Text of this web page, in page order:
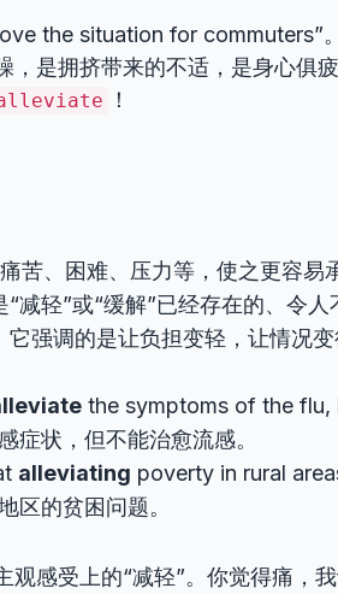
the situation for commuters”
，是拥挤带来的不适，是身心俱
！
苦、困难、压力等，使之更容易
“减轻”或“缓解”已经存在的、令人
强调的是让负担变轻，让情况变
the symptoms of the flu,
症状，但不能治愈流感。
alleviating poverty in rural
区的贫困问题。
观感受上的“减轻”。你觉得痛，